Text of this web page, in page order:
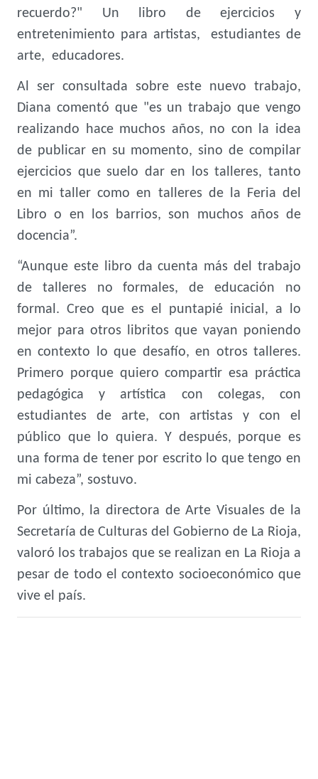
recuerdo?" Un libro de ejercicios y
entretenimiento para artistas, estudiantes de
arte, educadores.
Al ser consultada sobre este nuevo trabajo,
Diana comentó que "es un trabajo que vengo
realizando hace muchos años, no con la idea
de publicar en su momento, sino de compilar
ejercicios que suelo dar en los talleres, tanto
en mi taller como en talleres de la Feria del
Libro o en los barrios, son muchos años de
docencia”.
“Aunque este libro da cuenta más del trabajo
de talleres no formales, de educación no
formal. Creo que es el puntapié inicial, a lo
mejor para otros libritos que vayan poniendo
en contexto lo que desafío, en otros talleres.
Primero porque quiero compartir esa práctica
pedagógica y artística con colegas, con
estudiantes de arte, con artistas y con el
público que lo quiera. Y después, porque es
una forma de tener por escrito lo que tengo en
mi cabeza”, sostuvo.
Por último, la directora de Arte Visuales de la
Secretaría de Culturas del Gobierno de La Rioja,
valoró los trabajos que se realizan en La Rioja a
pesar de todo el contexto socioeconómico que
vive el país.